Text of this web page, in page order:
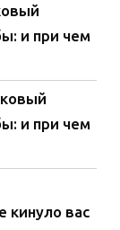
и при чем
и при чем
кинуло вас